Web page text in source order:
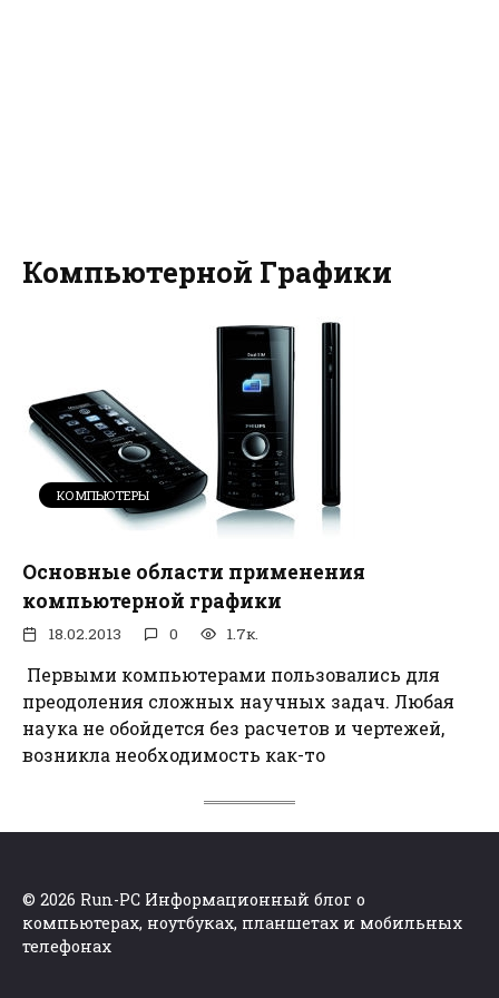
Компьютерной Графики
КОМПЬЮТЕРЫ
Основные области применения
компьютерной графики
18.02.2013 0 1.7к.
Первыми компьютерами пользовались для
преодоления сложных научных задач. Любая
наука не обойдется без расчетов и чертежей,
возникла необходимость как-то
© 2026 Run-PC Информационный блог о
компьютерах, ноутбуках, планшетах и мобильных
телефонах